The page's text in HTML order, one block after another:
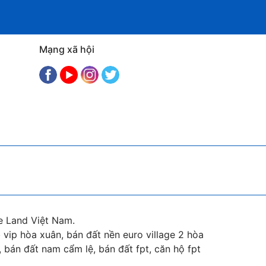
Mạng xã hội
Land Việt Nam.
hòa xuân, bán đất nền euro village 2 hòa
bán đất nam cẩm lệ, bán đất fpt, căn hộ fpt